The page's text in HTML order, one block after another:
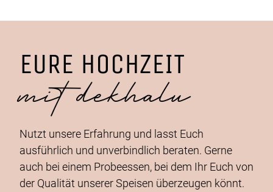
EURE HOCHZEIT
mit dekhalu
Nutzt unsere Erfahrung und lasst Euch
ausführlich und unverbindlich beraten. Gerne
auch bei einem Probeessen, bei dem Ihr Euch von
der Qualität unserer Speisen überzeugen könnt.